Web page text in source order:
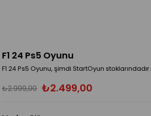
F1 24 Ps5 Oyunu
F1 24 Ps5 Oyunu, şimdi StartOyun stoklarındadır.
₺2.999,00 ₺2.499,00